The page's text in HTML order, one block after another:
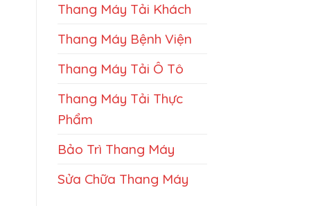
Thang Máy Tải Khách
Thang Máy Bệnh Viện
Thang Máy Tải Ô Tô
Thang Máy Tải Thực
Phẩm
Bảo Trì Thang Máy
Sửa Chữa Thang Máy